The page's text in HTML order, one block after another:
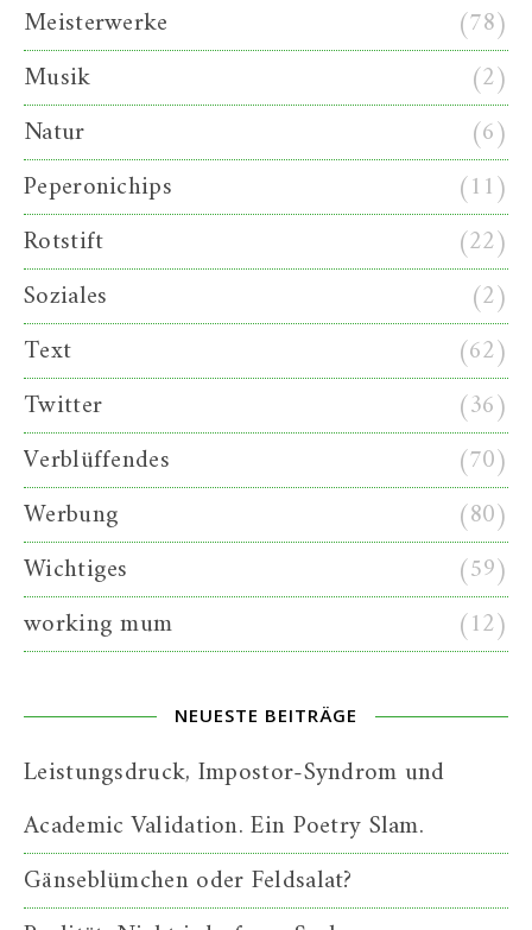
Meisterwerke
(78)
Musik
(2)
Natur
(6)
Peperonichips
(11)
Rotstift
(22)
Soziales
(2)
Text
(62)
Twitter
(36)
Verblüffendes
(70)
Werbung
(80)
Wichtiges
(59)
working mum
(12)
NEUESTE BEITRÄGE
Leistungsdruck, Impostor-Syndrom und
Academic Validation. Ein Poetry Slam.
Gänseblümchen oder Feldsalat?